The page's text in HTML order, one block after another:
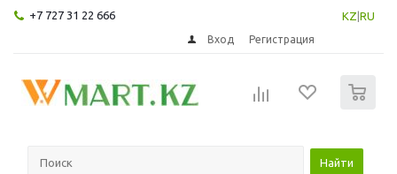
+7 727 31 22 666 KZ RU
Вход Регистрация
Найти